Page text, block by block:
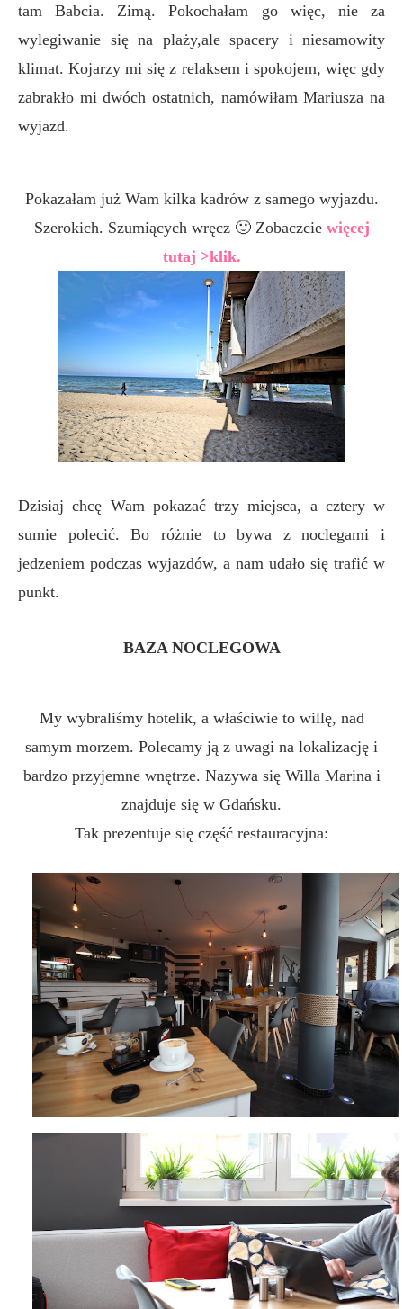
tam Babcia. Zimą. Pokochałam go więc, nie za
wylegiwanie się na plaży,ale spacery i niesamowity
klimat. Kojarzy mi się z relaksem i spokojem, więc gdy
zabrakło mi dwóch ostatnich, namówiłam Mariusza na
wyjazd.
Pokazałam już Wam kilka kadrów z samego wyjazdu.
Szerokich. Szumiących wręcz 🙂 Zobaczcie więcej
tutaj >klik.
Dzisiaj chcę Wam pokazać trzy miejsca, a cztery w
sumie polecić. Bo różnie to bywa z noclegami i
jedzeniem podczas wyjazdów, a nam udało się trafić w
punkt.
BAZA NOCLEGOWA
My wybraliśmy hotelik, a właściwie to willę, nad
samym morzem. Polecamy ją z uwagi na lokalizację i
bardzo przyjemne wnętrze. Nazywa się Willa Marina i
znajduje się w Gdańsku.
Tak prezentuje się część restauracyjna: